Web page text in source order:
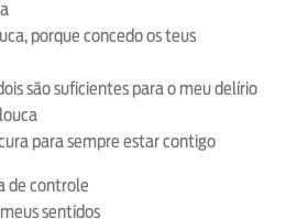
porque concedo os teus
são suficientes para o meu delírio
para sempre estar contigo
de controle
sentidos